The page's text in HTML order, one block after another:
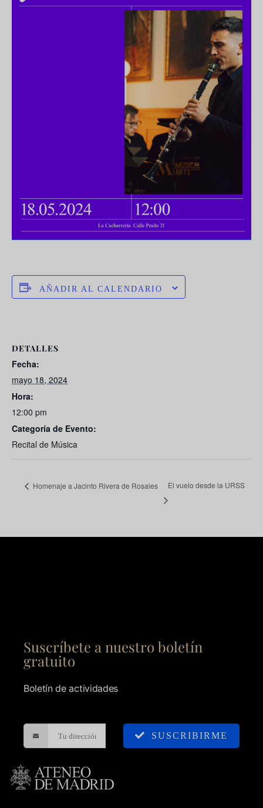
AÑADIR AL CALENDARIO
DETALLES
Fecha:
mayo 18, 2024
Hora:
12:00 pm
Categoría de Evento:
Recital de Música
Homenaje a Jacinto Rivera de Rosales El vuelo desde la URSS
Suscríbete a nuestro boletín
gratuito
Boletín de actividades
SUSCRIBIRME